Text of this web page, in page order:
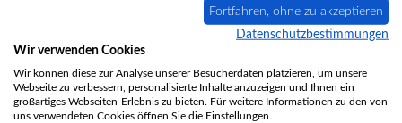
01029289
Koppe
Fortfahren, ohne zu akzeptieren
Datenschutzbestimmungen
Wir verwenden Cookies
Wir können diese zur Analyse unserer Besucherdaten platzieren, um unsere
Webseite zu verbessern, personalisierte Inhalte anzuzeigen und Ihnen ein
großartiges Webseiten-Erlebnis zu bieten. Für weitere Informationen zu den von
uns verwendeten Cookies öffnen Sie die Einstellungen.